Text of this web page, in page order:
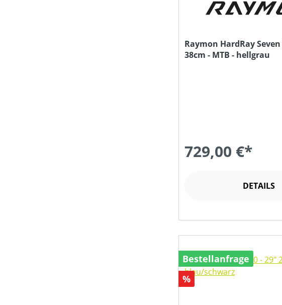
Raymon HardRay Seven
38cm - MTB - hellgrau
729,00 €*
DETAILS
Bestellanfrage
Rabatt
%